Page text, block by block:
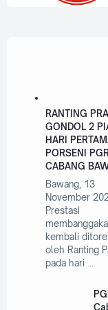
RANTING
GONDOL 2
HARI
PORSENI
CABANG
Bawang, 13
November
Prestasi
kembali
oleh Ranting
pada hari …